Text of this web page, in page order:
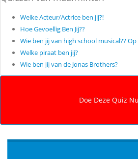
Welke Acteur/Actrice ben jij?!
Hoe Gevoellig Ben Jij??
Wie ben jij van high school musical?? Op
Welke piraat ben jij?
Wie ben jij van de Jonas Brothers?